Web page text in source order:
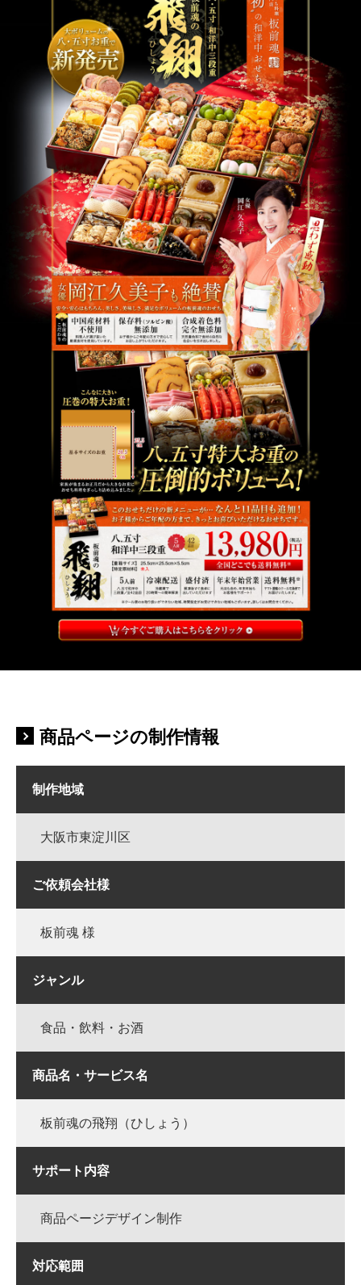
商品ページの制作情報
制作地域
大阪市東淀川区
ご依頼会社様
板前魂 様
ジャンル
食品・飲料・お酒
商品名・サービス名
板前魂の飛翔（ひしょう）
サポート内容
商品ページデザイン制作
対応範囲